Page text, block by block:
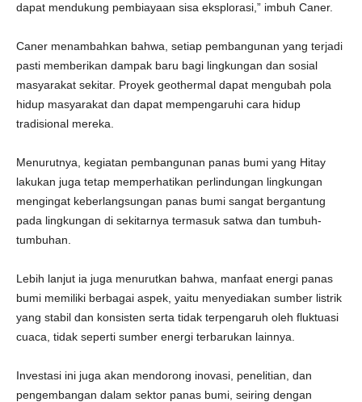
dapat mendukung pembiayaan sisa eksplorasi,” imbuh Caner.
Caner menambahkan bahwa, setiap pembangunan yang terjadi
pasti memberikan dampak baru bagi lingkungan dan sosial
masyarakat sekitar. Proyek geothermal dapat mengubah pola
hidup masyarakat dan dapat mempengaruhi cara hidup
tradisional mereka.
Menurutnya, kegiatan pembangunan panas bumi yang Hitay
lakukan juga tetap memperhatikan perlindungan lingkungan
mengingat keberlangsungan panas bumi sangat bergantung
pada lingkungan di sekitarnya termasuk satwa dan tumbuh-
tumbuhan.
Lebih lanjut ia juga menurutkan bahwa, manfaat energi panas
bumi memiliki berbagai aspek, yaitu menyediakan sumber listrik
yang stabil dan konsisten serta tidak terpengaruh oleh fluktuasi
cuaca, tidak seperti sumber energi terbarukan lainnya.
Investasi ini juga akan mendorong inovasi, penelitian, dan
pengembangan dalam sektor panas bumi, seiring dengan